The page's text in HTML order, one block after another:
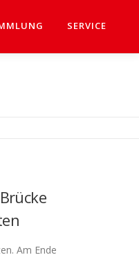
SERVICE
Am Ende